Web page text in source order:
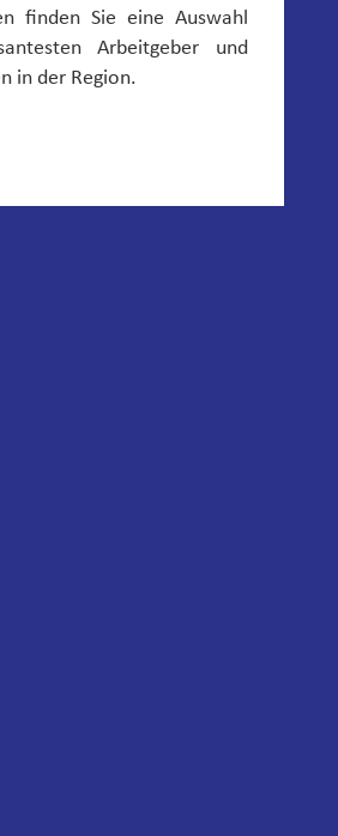
finden Sie eine Auswahl
Arbeitgeber und
in der Region.